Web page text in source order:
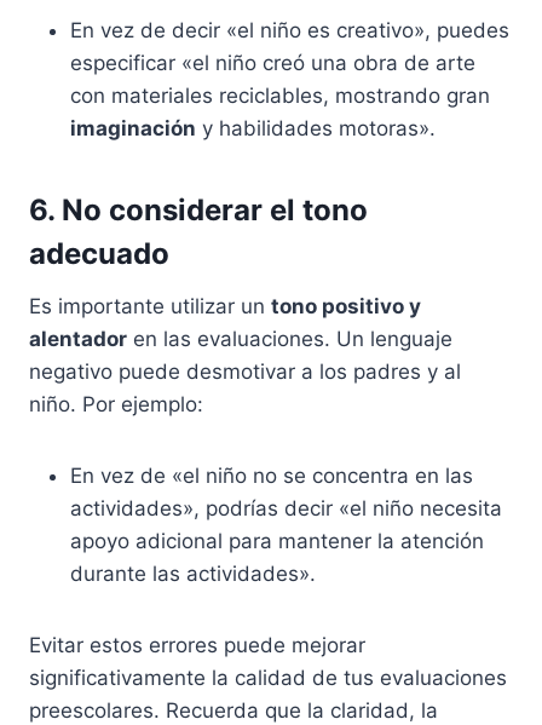
En vez de decir «el niño es creativo», puedes
especificar «el niño creó una obra de arte
con materiales reciclables, mostrando gran
imaginación y habilidades motoras».
6. No considerar el tono
adecuado
Es importante utilizar un tono positivo y
alentador en las evaluaciones. Un lenguaje
negativo puede desmotivar a los padres y al
niño. Por ejemplo:
En vez de «el niño no se concentra en las
actividades», podrías decir «el niño necesita
apoyo adicional para mantener la atención
durante las actividades».
Evitar estos errores puede mejorar
significativamente la calidad de tus evaluaciones
preescolares. Recuerda que la claridad, la